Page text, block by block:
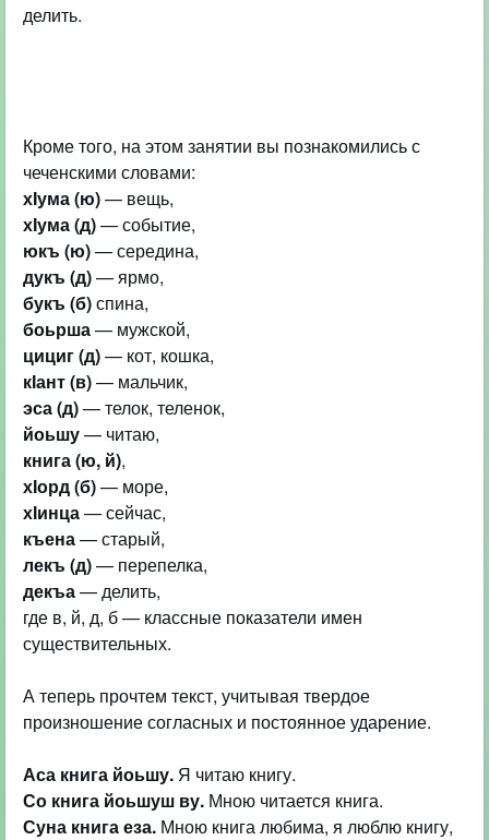
делить.
Кроме того, на этом занятии вы познакомились с
хІума (ю)
хІума (д)
юкъ (ю)
дукъ (д)
букъ (б)
боьрша
цициг (д)
кІант (в)
эса (д)
йоьшу
книга (ю, й)
хІорд (б)
хІинца
къена
лекъ (д)
декъа— делить,
где в, й, д, б — классные показатели имен
существительных.
А теперь прочтем текст, учитывая твердое
произношение согласных и постоянное ударение.
Аса книга йоьшу.
Со книга йоьшуш ву.
Суна книга еза. Мною книга любима, я люблю книгу,